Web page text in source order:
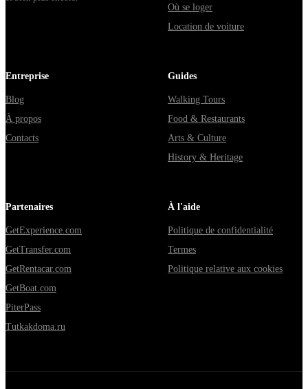
Où se loger
Location de voiture
Entreprise
Blog
À propos
Contacts
Guides
Walking Tours
Food & Restaurants
Arts & Culture
History & Heritage
Partenaires
GetExperience.com
GetTransfer.com
GetRentacar.com
GetBoat.com
PiterPass
Tutkakdoma.ru
À l'aide
Politique de confidentialité
Termes
Politique relative aux cookies